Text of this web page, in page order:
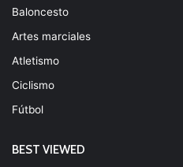
Baloncesto
Artes marciales
Atletismo
Ciclismo
Fútbol
BEST VIEWED